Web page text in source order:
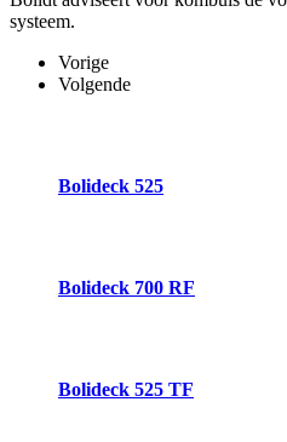
systeem.
Vorige
Volgende
Bolideck 525
Bolideck 700 RF
Bolideck 525 TF